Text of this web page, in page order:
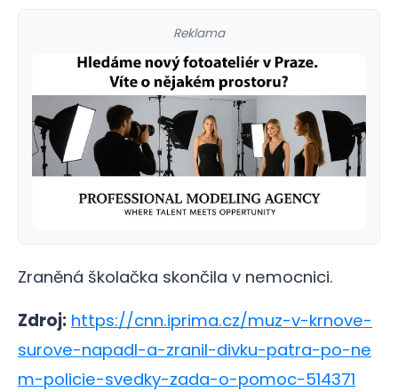
Reklama
Zraněná školačka skončila v nemocnici.
Zdroj: https://cnn.iprima.cz/muz-v-krnove-
surove-napadl-a-zranil-divku-patra-po-ne
m-policie-svedky-zada-o-pomoc-514371